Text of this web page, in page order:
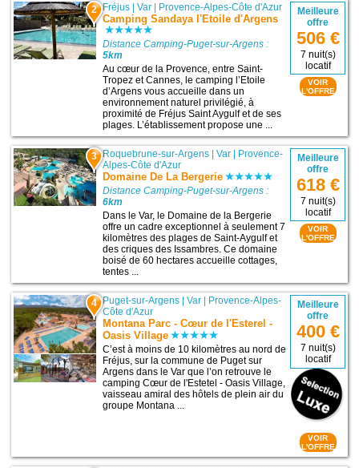
2 Fréjus |Var Provence-Alpes-Côte d'Azur
Camping Sandaya l'Etoile d'Argens
Distance Camping-Puget-sur-Argens :
5km
Au cœur de la Provence, entre Saint-
Tropez et Cannes, le camping l’Etoile
d’Argens vous accueille dans un
environnement naturel privilégié, à
proximité de Fréjus Saint Aygulf et de ses
plages. L’établissement propose une ...
Meilleure
offre
506 €
7 nuit(s)
locatif
VOIR
L'OFFRE
3 Roquebrune-sur-Argens |Var
Provence-
Alpes-Côte d'Azur
Domaine De La Bergerie
Distance Camping-Puget-sur-Argens :
6km
Dans le Var, le Domaine de la Bergerie
offre un cadre exceptionnel à seulement 7
kilomètres des plages de Saint-Aygulf et
des criques des Issambres. Ce domaine
boisé de 60 hectares accueille cottages,
tentes ...
Meilleure
offre
618 €
7 nuit(s)
locatif
VOIR
L'OFFRE
4 Puget-sur-Argens |Var
Provence-Alpes-
Côte d'Azur
Montana Parc - Cœur de l'Esterel -
Oasis Village
C’est à moins de 10 kilomètres au nord de
Fréjus, sur la commune de Puget sur
Argens dans le Var que l’on retrouve le
camping Cœur de l'Estetel - Oasis Village,
vaisseau amiral des hôtels de plein air du
groupe Montana ...
Meilleure
offre
400 €
7 nuit(s)
locatif
VOIR
L'OFFRE